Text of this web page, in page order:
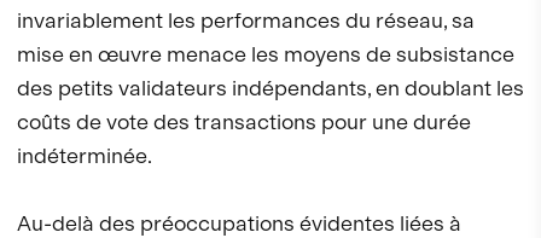
invariablement les performances du réseau, sa
mise en œuvre menace les moyens de subsistance
des petits validateurs indépendants, en doublant les
coûts de vote des transactions pour une durée
indéterminée.
Au-delà des préoccupations évidentes liées à